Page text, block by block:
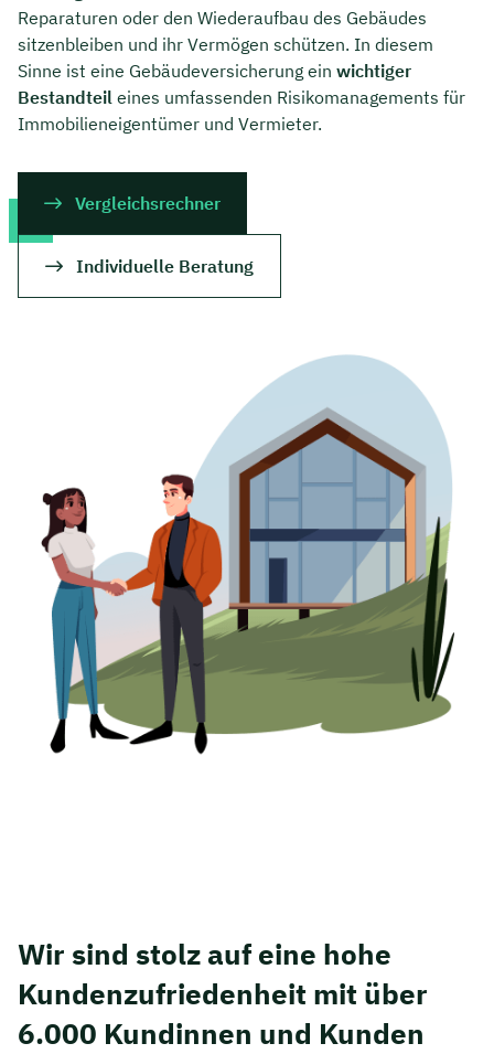
Reparaturen oder den Wiederaufbau des Gebäudes
sitzenbleiben und ihr Vermögen schützen. In diesem
Sinne ist eine Gebäudeversicherung ein wichtiger
Bestandteil eines umfassenden Risikomanagements für
Immobilieneigentümer und Vermieter.
Vergleichsrechner
Individuelle Beratung
Wir sind stolz auf eine hohe
Kunden­zufriedenheit mit über
6.000 Kundinnen und Kunden